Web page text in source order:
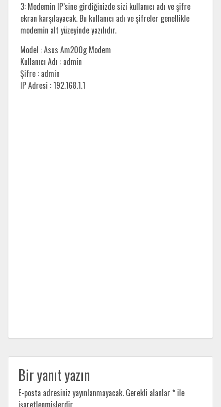
3: Modemin IP’sine girdiğinizde sizi kullanıcı adı ve şifre
ekran karşılayacak. Bu kullanıcı adı ve şifreler genellikle
modemin alt yüzeyinde yazılıdır.
Model : Asus Am200g Modem
Kullanıcı Adı : admin
Şifre : admin
IP Adresi : 192.168.1.1
Bir yanıt yazın
E-posta adresiniz yayınlanmayacak. Gerekli alanlar * ile
işaretlenmişlerdir